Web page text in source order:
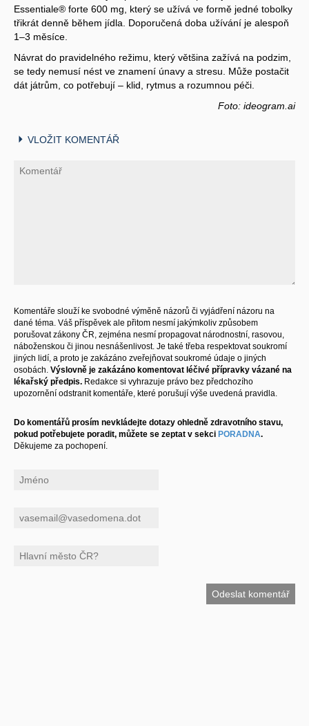
Essentiale® forte 600 mg, který se užívá ve formě jedné tobolky
třikrát denně během jídla. Doporučená doba užívání je alespoň
1–3 měsíce.
Návrat do pravidelného režimu, který většina zažívá na podzim,
se tedy nemusí nést ve znamení únavy a stresu. Může postačit
dát játrům, co potřebují – klid, rytmus a rozumnou péči.
Foto: ideogram.ai
VLOŽIT KOMENTÁŘ
Komentáře slouží ke svobodné výměně názorů či vyjádření názoru na
dané téma. Váš příspěvek ale přitom nesmí jakýmkoliv způsobem
porušovat zákony ČR, zejména nesmí propagovat národnostní, rasovou,
náboženskou či jinou nesnášenlivost. Je také třeba respektovat soukromí
jiných lidí, a proto je zakázáno zveřejňovat soukromé údaje o jiných
osobách. Výslovně je zakázáno komentovat léčivé přípravky vázané na
lékařský předpis. Redakce si vyhrazuje právo bez předchozího
upozornění odstranit komentáře, které porušují výše uvedená pravidla.
Do komentářů prosím nevkládejte dotazy ohledně zdravotního stavu,
pokud potřebujete poradit, můžete se zeptat v sekci PORADNA.
Děkujeme za pochopení.